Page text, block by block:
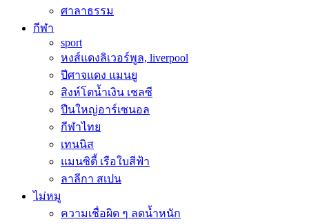
ศาลาธรรม
กีฬา
sport
หงส์แดงลิเวอร์พูล, liverpool
ปีศาจแดง แมนยู
สิงห์โตน้ำเงิน เชลซี
ปืนใหญ่อาร์เซนอล
กีฬาไทย
เทนนิส
แมนซิตี้ เรือใบสีฟ้า
ลาลีกา สเปน
ไม่หมู
ความเชื่อผิด ๆ ลดน้ำหนัก